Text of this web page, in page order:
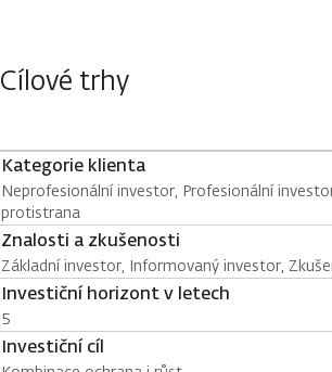
Cílové trhy
Kategorie klienta
Neprofesionální investor, Profesionální
protistrana
Znalosti a zkušenosti
Základní investor, Informovaný investor,
Investiční horizont v letech
5
Investiční cíl